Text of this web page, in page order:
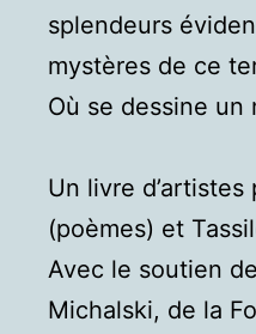
splendeurs
mystères de ce
Où se dessine un
Un livre
(poèmes) et
Avec le soutien
Michalski, de la